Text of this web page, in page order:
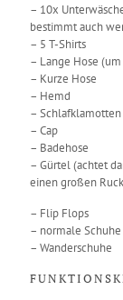
– 10x
bestimmt auch
– 5 T-Shirts
– Lange Hose
– Kurze Hose
– Hemd
– Schlafklamotten
– Cap
– Badehose
– Gürtel (achtet
einen großen
– Flip Flops
– normale Schuhe
– Wanderschuhe